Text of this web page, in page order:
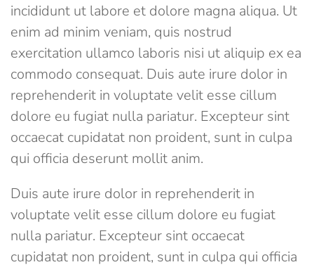
incididunt ut labore et dolore magna aliqua. Ut
enim ad minim veniam, quis nostrud
exercitation ullamco laboris nisi ut aliquip ex ea
commodo consequat. Duis aute irure dolor in
reprehenderit in voluptate velit esse cillum
dolore eu fugiat nulla pariatur. Excepteur sint
occaecat cupidatat non proident, sunt in culpa
qui officia deserunt mollit anim.
Duis aute irure dolor in reprehenderit in
voluptate velit esse cillum dolore eu fugiat
nulla pariatur. Excepteur sint occaecat
cupidatat non proident, sunt in culpa qui officia